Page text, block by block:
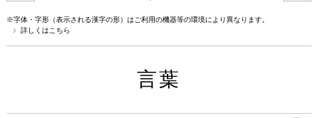
※字体・字形（表示される漢字の形）はご利用の機器等の環境により異なります。
詳しくはこちら
言葉